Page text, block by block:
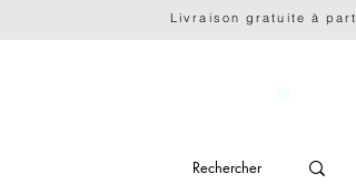
Livraison